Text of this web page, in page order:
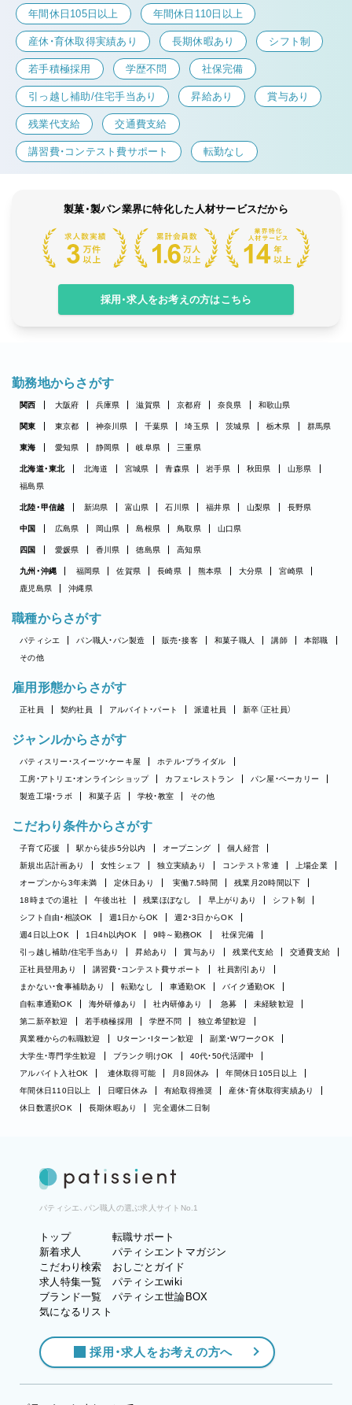
年間休日105日以上 年間休日110日以上
産休・育休取得実績あり 長期休暇あり シフト制
若手積極採用 学歴不問 社保完備
引っ越し補助/住宅手当あり 昇給あり 賞与あり
残業代支給 交通費支給
講習費・コンテスト費サポート 転勤なし
製菓・製パン業界に特化した人材サービスだから
採用・求人をお考えの方はこちら
勤務地からさがす
関西 大阪府 兵庫県 滋賀県 京都府 奈良県 和歌山県
関東 東京都 神奈川県 千葉県 埼玉県 茨城県 栃木県 群馬県
東海 愛知県 静岡県 岐阜県 三重県
北海道・東北 北海道 宮城県 青森県 岩手県 秋田県
山形県
福島県
北陸・甲信越 新潟県 富山県 石川県 福井県 山梨県 長野県
中国 広島県 岡山県 島根県 鳥取県 山口県
四国 愛媛県 香川県 徳島県 高知県
九州・沖縄 福岡県 佐賀県 長崎県 熊本県 大分県
宮崎県
鹿児島県
沖縄県
職種からさがす
パティシエ パン職人・パン製造 販売・接客 和菓子職人 講師
本部職
その他
雇用形態からさがす
正社員 契約社員 アルバイト・パート 派遣社員 新卒（正社員）
ジャンルからさがす
パティスリー・スイーツ・ケーキ屋
ホテル・ブライダル
工房・アトリエ・オンラインショップ
カフェ・レストラン
パン屋・ベーカリー
製造工場・ラボ
和菓子店 学校・教室 その他
こだわり条件からさがす
子育て応援 駅から徒歩5分以内 オープニング
個人経営
新規出店計画あり
女性シェフ 独立実績あり コンテスト常連
上場企業
オープンから3年未満
定休日あり 実働7.5時間
残業月20時間以下
18時までの退社
午後出社 残業ほぼなし 早上がりあり
シフト制
シフト自由・相談OK
週1日からOK
週2・3日からOK
週4日以上OK
1日4h以内OK 9時～勤務OK
社保完備
引っ越し補助/住宅手当あり
昇給あり 賞与あり 残業代支給
交通費支給
正社員登用あり
講習費・コンテスト費サポート
社員割引あり
まかない・食事補助あり
転勤なし 車通勤OK
バイク通勤OK
自転車通勤OK
海外研修あり 社内研修あり 急募
未経験歓迎
第二新卒歓迎
若手積極採用 学歴不問
独立希望歓迎
異業種からの転職歓迎
Uターン・Iターン歓迎
副業・WワークOK
大学生・専門学生歓迎
ブランク明けOK
40代・50代活躍中
アルバイト入社OK
連休取得可能 月8回休み
年間休日105日以上
年間休日110日以上
日曜日休み 有給取得推奨
産休・育休取得実績あり
休日数選択OK
長期休暇あり 完全週休二日制
パティシエ、パン職人の選ぶ求人サイトNo.1
トップ
新着求人
こだわり検索
求人特集一覧
ブランド一覧
気になるリスト
転職サポート
パティシエントマガジン
おしごとガイド
パティシエwiki
パティシエ世論BOX
採用・求人をお考えの方へ